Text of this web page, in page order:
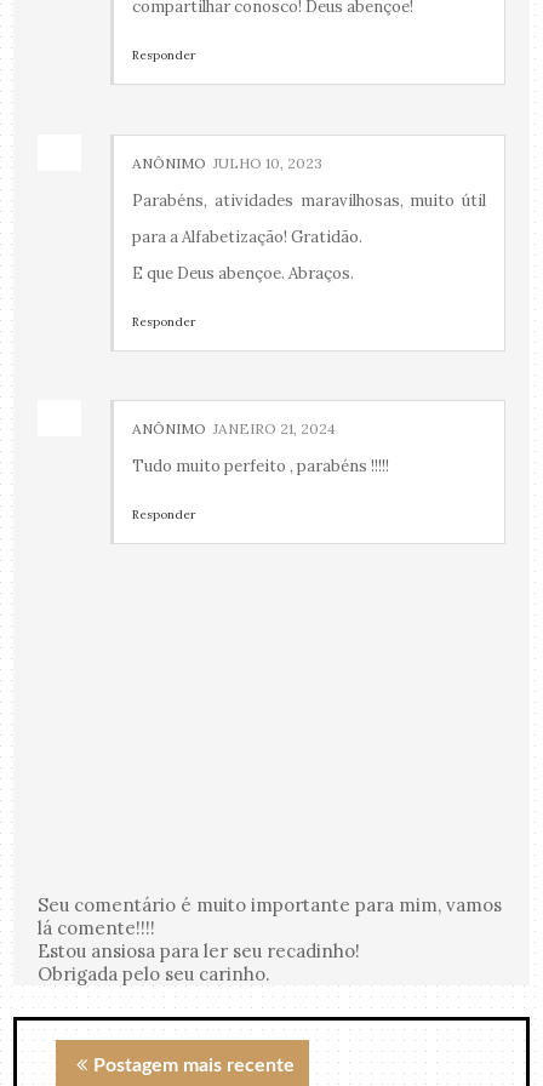
compartilhar conosco! Deus abençoe!
Responder
ANÔNIMO JULHO 10, 2023
Parabéns, atividades maravilhosas, muito útil
para a Alfabetização! Gratidão.
E que Deus abençoe. Abraços.
Responder
ANÔNIMO JANEIRO 21, 2024
Tudo muito perfeito , parabéns !!!!!
Responder
Seu comentário é muito importante para mim, vamos
lá comente!!!!
Estou ansiosa para ler seu recadinho!
Obrigada pelo seu carinho.
Postagem mais recente